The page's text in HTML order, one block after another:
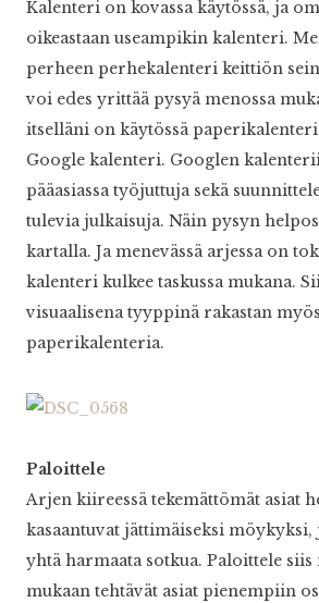
Kalenteri on kovassa käytössä, ja
oikeastaan useampikin kalenteri.
perheen perhekalenteri keittiön
voi edes yrittää pysyä menossa
itselläni on käytössä
Google kalenteri. Googlen
pääasiassa työjuttuja sekä
tulevia julkaisuja. Näin pysyn
kartalla. Ja menevässä arjessa on
kalenteri kulkee taskussa mukana.
visuaalisena tyyppinä rakastan myös
paperikalenteria.
Paloittele
Arjen kiireessä tekemättömät asiat
kasaantuvat jättimäiseksi möykyksi,
yhtä harmaata sotkua. Paloittele
mukaan tehtävät asiat pienempiin